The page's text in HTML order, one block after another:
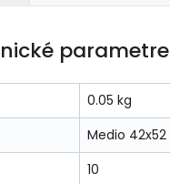
parametre
0.05 kg
Medio 42x52
10